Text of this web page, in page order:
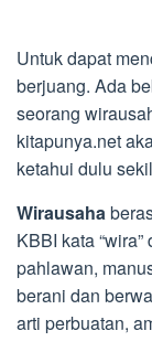
Untuk dapat
berjuang. Ada
seorang
kitapunya.net
ketahui dulu
Wirausaha
KBBI kata
pahlawan,
berani dan
arti perbuatan,